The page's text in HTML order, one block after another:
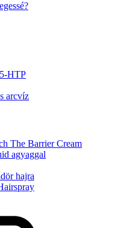
HTP
arcvíz
The Barrier Cream
agyaggal
hajra